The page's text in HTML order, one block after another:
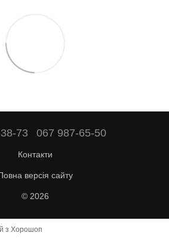
73 067 987-65-50
Контакти
версія сайту
© 2026
з Хорошоп